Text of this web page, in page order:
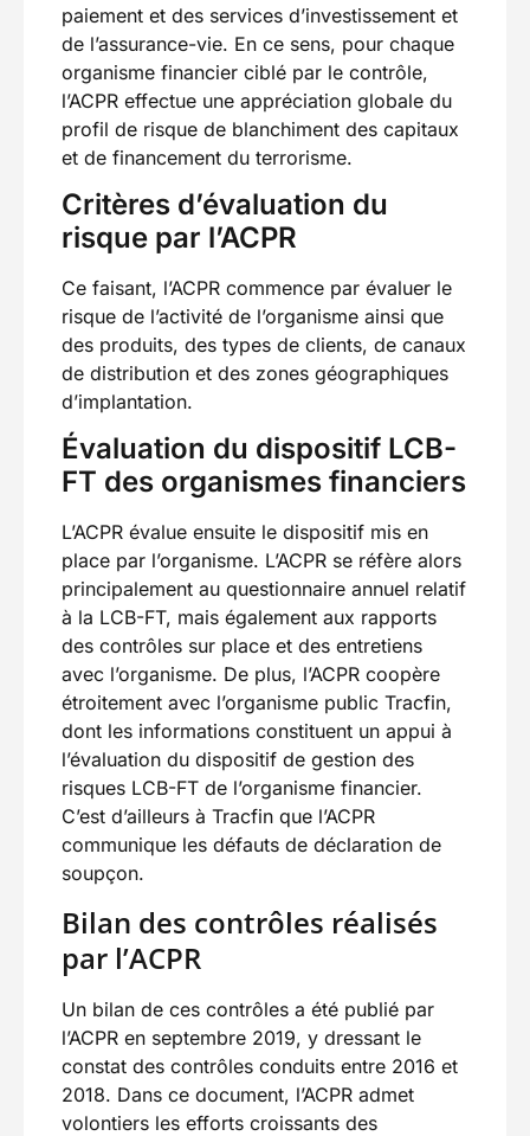
paiement et des services d’investissement et
de l’assurance-vie. En ce sens, pour chaque
organisme financier ciblé par le contrôle,
l’ACPR effectue une appréciation globale du
profil de risque de blanchiment des capitaux
et de financement du terrorisme.
Critères d’évaluation du
risque par l’ACPR
Ce faisant, l’ACPR commence par évaluer le
risque de l’activité de l’organisme ainsi que
des produits, des types de clients, de canaux
de distribution et des zones géographiques
d’implantation.
Évaluation du dispositif LCB-
FT des organismes financiers
L’ACPR évalue ensuite le dispositif mis en
place par l’organisme. L’ACPR se réfère alors
principalement au questionnaire annuel relatif
à la LCB-FT, mais également aux rapports
des contrôles sur place et des entretiens
avec l’organisme. De plus, l’ACPR coopère
étroitement avec l’organisme public Tracfin,
dont les informations constituent un appui à
l’évaluation du dispositif de gestion des
risques LCB-FT de l’organisme financier.
C’est d’ailleurs à Tracfin que l’ACPR
communique les défauts de déclaration de
soupçon.
Bilan des contrôles réalisés
par l’ACPR
Un bilan de ces contrôles a été publié par
l’ACPR en septembre 2019, y dressant le
constat des contrôles conduits entre 2016 et
2018. Dans ce document, l’ACPR admet
volontiers les efforts croissants des